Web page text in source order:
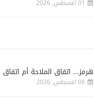
01 اغسطس, 2026
هرمز... اتفاق الملاحة أم اتفاق
06 اغسطس, 2026